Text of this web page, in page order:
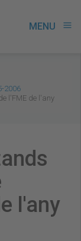
MENU menu
2006
l'FME de l'any
l'any